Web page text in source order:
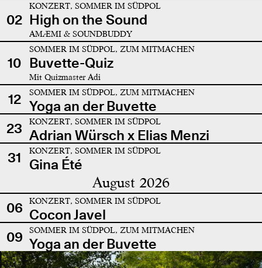
02
KONZERT, SOMMER IM SÜDPOL
High on the Sound
AMÆMI & SOUNDBUDDY
10
SOMMER IM SÜDPOL, ZUM MITMACHEN
Buvette-Quiz
Mit Quizmaster Adi
12 SOMMER IM SÜDPOL, ZUM MITMACHEN
Yoga an der Buvette
23
KONZERT, SOMMER IM SÜDPOL
Adrian Würsch x Elias Menzi
31
KONZERT, SOMMER IM SÜDPOL
Gina Été
August 2026
06 KONZERT, SOMMER IM SÜDPOL
Cocon Javel
09
SOMMER IM SÜDPOL, ZUM MITMACHEN
Yoga an der Buvette